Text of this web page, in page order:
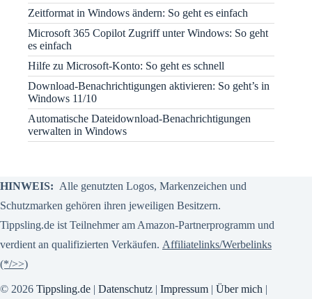
Zeitformat in Windows ändern: So geht es einfach
Microsoft 365 Copilot Zugriff unter Windows: So geht
es einfach
Hilfe zu Microsoft-Konto: So geht es schnell
Download-Benachrichtigungen aktivieren: So geht’s in
Windows 11/10
Automatische Dateidownload-Benachrichtigungen
verwalten in Windows
HINWEIS: Alle genutzten Logos, Markenzeichen und
Schutzmarken gehören ihren jeweiligen Besitzern.
Tippsling.de ist Teilnehmer am Amazon-Partnerprogramm und
verdient an qualifizierten Verkäufen. Affiliatelinks/Werbelinks
(*/>>)
© 2026 Tippsling.de | Datenschutz | Impressum | Über mich |